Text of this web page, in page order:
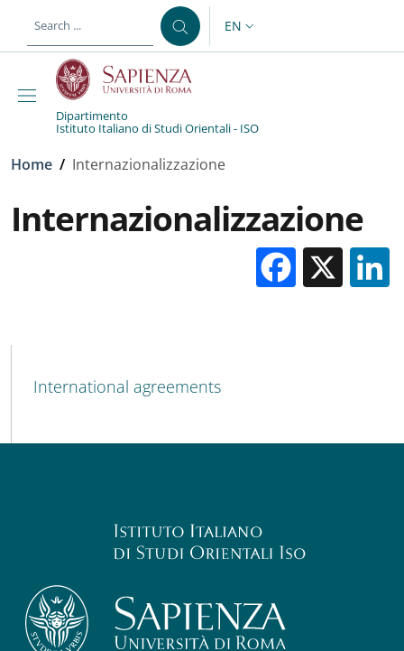
LANGUAGE SWITCHER:
EN
Dipartimento
Istituto Italiano di Studi Orientali - ISO
Breadcrumb
Home / Internazionalizzazione
Internazionalizzazione
X
MENU CEV SECOND NAVIGATION
International agreements